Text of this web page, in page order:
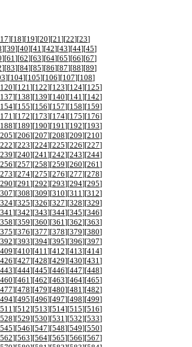
17][18][19][20][21][22][23]
][39][40][41][42][43][44][45]
][61][62][63][64][65][66][67]
][83][84][85][86][87][88][89]
][104][105][106][107][108]
120][121][122][123][124][125]
137][138][139][140][141][142]
154][155][156][157][158][159]
171][172][173][174][175][176]
188][189][190][191][192][193]
205][206][207][208][209][210]
222][223][224][225][226][227]
239][240][241][242][243][244]
256][257][258][259][260][261]
273][274][275][276][277][278]
290][291][292][293][294][295]
307][308][309][310][311][312]
324][325][326][327][328][329]
341][342][343][344][345][346]
358][359][360][361][362][363]
375][376][377][378][379][380]
392][393][394][395][396][397]
409][410][411][412][413][414]
426][427][428][429][430][431]
443][444][445][446][447][448]
460][461][462][463][464][465]
477][478][479][480][481][482]
494][495][496][497][498][499]
511][512][513][514][515][516]
528][529][530][531][532][533]
545][546][547][548][549][550]
562][563][564][565][566][567]